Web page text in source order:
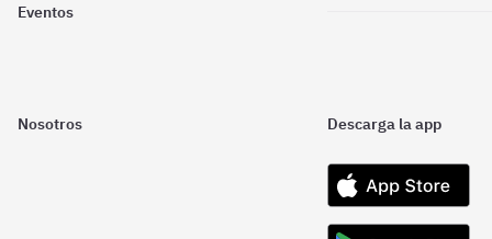
Eventos
Nosotros Descarga la app